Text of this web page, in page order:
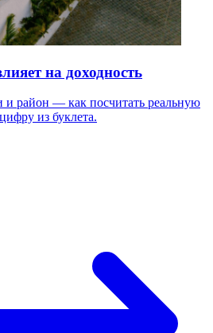
на доходность
и район — как посчитать реальную
из буклета.